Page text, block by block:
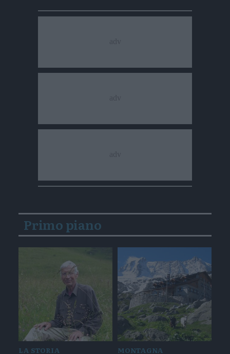
Primo piano
LA STORIA MONTAGNA